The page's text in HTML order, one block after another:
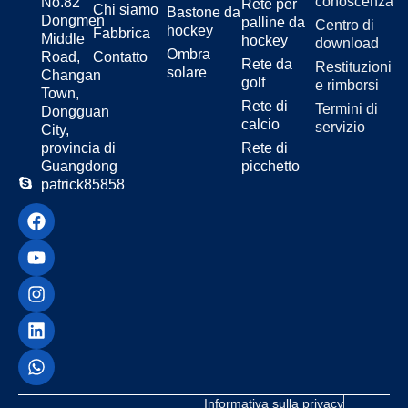
Pratica da solista:Non c'è
bisogno di un partner
Migliorare il gioco di gambe:
Rimanere vigili e muoversi
Aumenta i tempi di reazione:
Dongmen
Middle
Road,
Changan
Town,
Dongguan
City,
provincia di
Guangdong
patrick85858
Chi siamo
Fabbrica
Contatto
Bastone da
hockey
Ombra
solare
Rete per
palline da
hockey
Rete da
golf
Rete di
calcio
Rete di
picchetto
Centro di
download
Restituzioni
e rimborsi
Termini di
servizio
Informativa sulla privacy